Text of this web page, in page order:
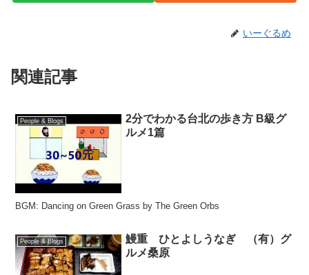
いーぐるめ
関連記事
People & Blogs
2分でわかる台北の歩き方 B級グ
ルメ1篇
BGM: Dancing on Green Grass by The Green Orbs
People & Blogs
鰻重 ひとよしうなぎ （有）グ
ルメ桑原